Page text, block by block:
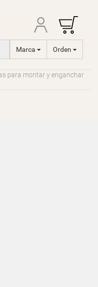
Marca Orden
para montar y enganchar